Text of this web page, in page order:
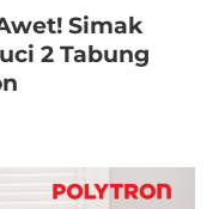
Simak
2 Tabung